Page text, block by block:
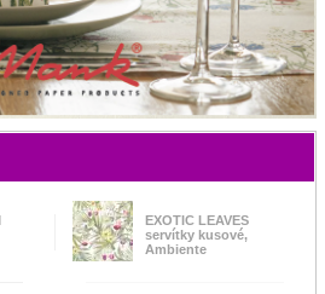
EXOTIC LEAVES
servítky kusové,
Ambiente